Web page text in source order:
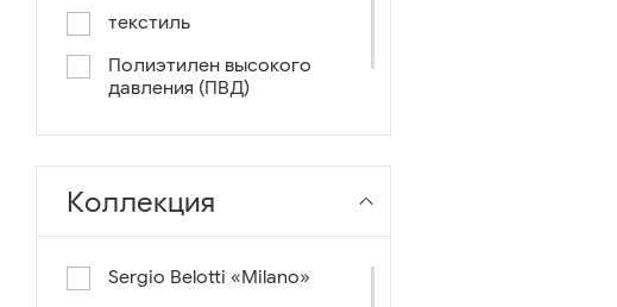
текстиль
Полиэтилен высокого
давления (ПВД)
нейлон+ткань
Коллекция
Sergio Belotti «Milano»